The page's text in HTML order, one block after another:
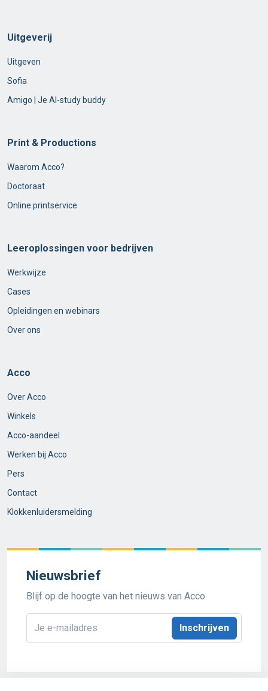
Uitgeverij
Uitgeven
Sofia
Amigo | Je AI-study buddy
Print & Productions
Waarom Acco?
Doctoraat
Online printservice
Leeroplossingen voor bedrijven
Werkwijze
Cases
Opleidingen en webinars
Over ons
Acco
Over Acco
Winkels
Acco-aandeel
Werken bij Acco
Pers
Contact
Klokkenluidersmelding
Nieuwsbrief
Blijf op de hoogte van het nieuws van Acco